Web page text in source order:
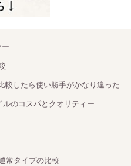
較したら使い勝手がかなり違った
のコスパとクオリティー
常タイプの比較